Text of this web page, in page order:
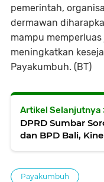
pemerintah,
dermawan
mampu
meningkatkan
Payakumbuh. (BT)
Artikel Selanjutnya
DPRD Sumbar
dan BPD Bali,
Payakumbuh